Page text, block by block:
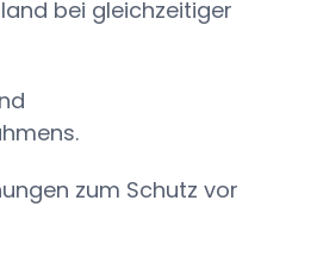
bei gleichzeitiger
zum Schutz vor